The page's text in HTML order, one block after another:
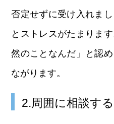
否定せずに受け入れま
とストレスがたまりま
然のことなんだ」と認
ながります。
2.周囲に相談す